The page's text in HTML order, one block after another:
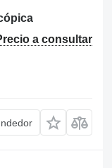
a consultar